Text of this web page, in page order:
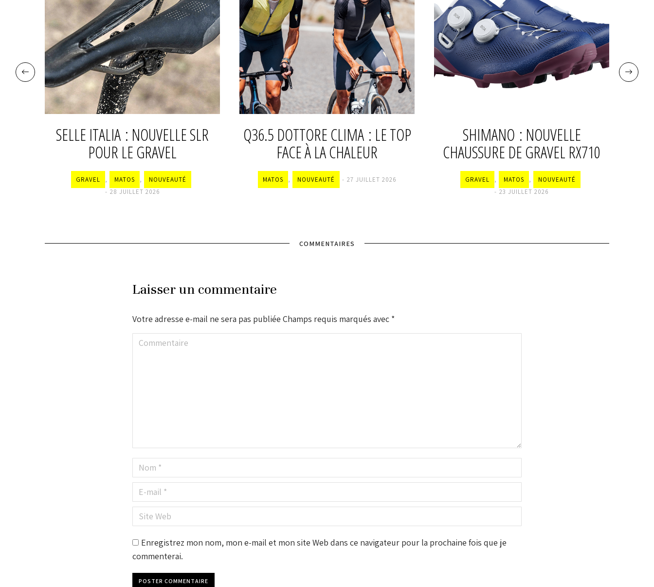
SELLE ITALIA : NOUVELLE SLR
POUR LE GRAVEL
GRAVEL , MATOS ,
NOUVEAUTÉ
28 JUILLET 2026
Q36.5 DOTTORE CLIMA : LE TOP
FACE À LA CHALEUR
MATOS , NOUVEAUTÉ 27 JUILLET 2026
SHIMANO : NOUVELLE
CHAUSSURE DE GRAVEL RX710
GRAVEL , MATOS ,
NOUVEAUTÉ
23 JUILLET 2026
COMMENTAIRES
Laisser un commentaire
Votre adresse e-mail ne sera pas publiée Champs requis marqués avec *
Commentaire
Nom *
E-mail *
Site Web
Enregistrez mon nom, mon e-mail et mon site Web dans ce navigateur pour la prochaine fois que je
commenterai.
POSTER COMMENTAIRE